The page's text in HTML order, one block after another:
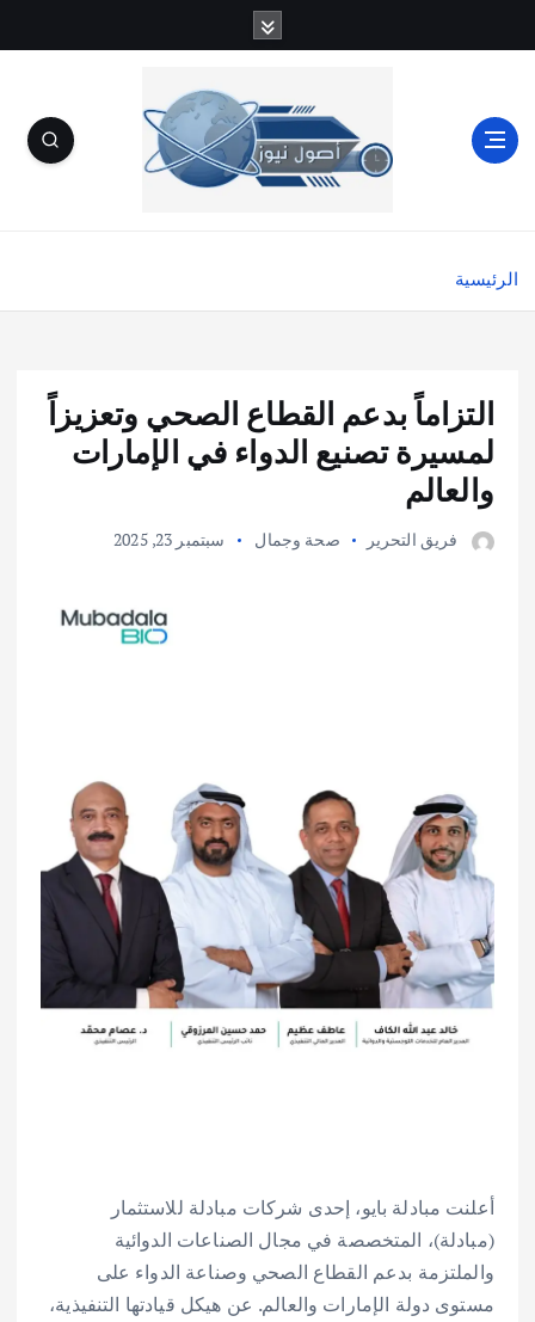
ل
الرئيسية
التزاماً بدعم القطاع الصحي وتعزيزاً
لمسيرة تصنيع الدواء في الإمارات
والعالم
فريق التحرير صحة وجمال سبتمبر 23, 2025
أعلنت مبادلة بايو، إحدى شركات مبادلة للاستثمار
(مبادلة)، المتخصصة في مجال الصناعات الدوائية
والملتزمة بدعم القطاع الصحي وصناعة الدواء على
مستوى دولة الإمارات والعالم. عن هيكل قيادتها التنفيذية،